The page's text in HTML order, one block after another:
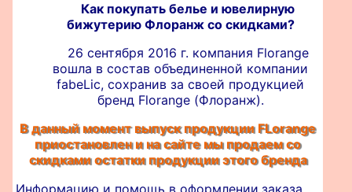
Как покупать белье и ювелирную
бижутерию Флоранж со скидками?
26 сентября 2016 г. компания Florange
вошла в состав объединенной компании
fabeLic, сохранив за своей продукцией
бренд Florange (Флоранж).
В данный момент выпуск продукции FLorange
приостановлен и на сайте мы продаем со
скидками остатки продукции этого бренда